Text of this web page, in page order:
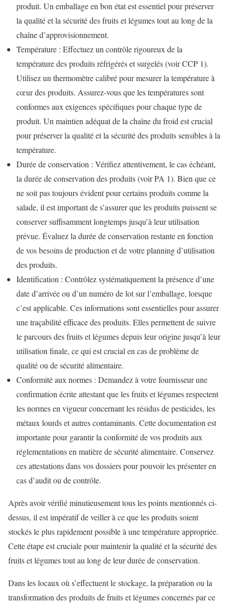
produit. Un emballage en bon état est essentiel pour préserver
la qualité et la sécurité des fruits et légumes tout au long de la
chaîne d’approvisionnement.
Température : Effectuez un contrôle rigoureux de la
température des produits réfrigérés et surgelés (voir CCP 1).
Utilisez un thermomètre calibré pour mesurer la température à
cœur des produits. Assurez-vous que les températures sont
conformes aux exigences spécifiques pour chaque type de
produit. Un maintien adéquat de la chaîne du froid est crucial
pour préserver la qualité et la sécurité des produits sensibles à la
température.
Durée de conservation : Vérifiez attentivement, le cas échéant,
la durée de conservation des produits (voir PA 1). Bien que ce
ne soit pas toujours évident pour certains produits comme la
salade, il est important de s’assurer que les produits puissent se
conserver suffisamment longtemps jusqu’à leur utilisation
prévue. Évaluez la durée de conservation restante en fonction
de vos besoins de production et de votre planning d’utilisation
des produits.
Identification : Contrôlez systématiquement la présence d’une
date d’arrivée ou d’un numéro de lot sur l’emballage, lorsque
c’est applicable. Ces informations sont essentielles pour assurer
une traçabilité efficace des produits. Elles permettent de suivre
le parcours des fruits et légumes depuis leur origine jusqu’à leur
utilisation finale, ce qui est crucial en cas de problème de
qualité ou de sécurité alimentaire.
Conformité aux normes : Demandez à votre fournisseur une
confirmation écrite attestant que les fruits et légumes respectent
les normes en vigueur concernant les résidus de pesticides, les
métaux lourds et autres contaminants. Cette documentation est
importante pour garantir la conformité de vos produits aux
réglementations en matière de sécurité alimentaire. Conservez
ces attestations dans vos dossiers pour pouvoir les présenter en
cas d’audit ou de contrôle.
Après avoir vérifié minutieusement tous les points mentionnés ci-
dessus, il est impératif de veiller à ce que les produits soient
stockés le plus rapidement possible à une température appropriée.
Cette étape est cruciale pour maintenir la qualité et la sécurité des
fruits et légumes tout au long de leur durée de conservation.
Dans les locaux où s’effectuent le stockage, la préparation ou la
transformation des produits de fruits et légumes concernés par ce